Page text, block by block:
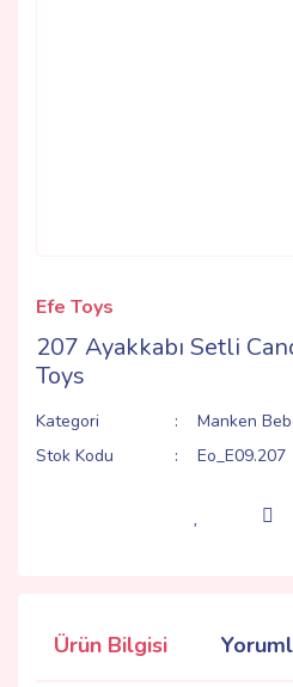
Efe Toys
207 Ayakkabı Setli
Toys
Kategori
Manken
Stok Kodu
Eo_E09.207
Ürün Bilgisi